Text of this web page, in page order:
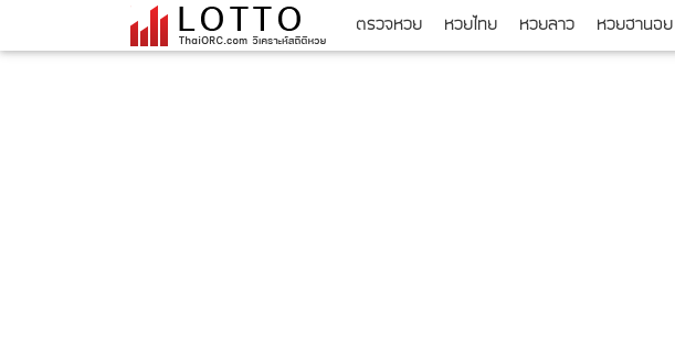
ตรวจหวย หวยไทย หวยลาว หวยฮานอย